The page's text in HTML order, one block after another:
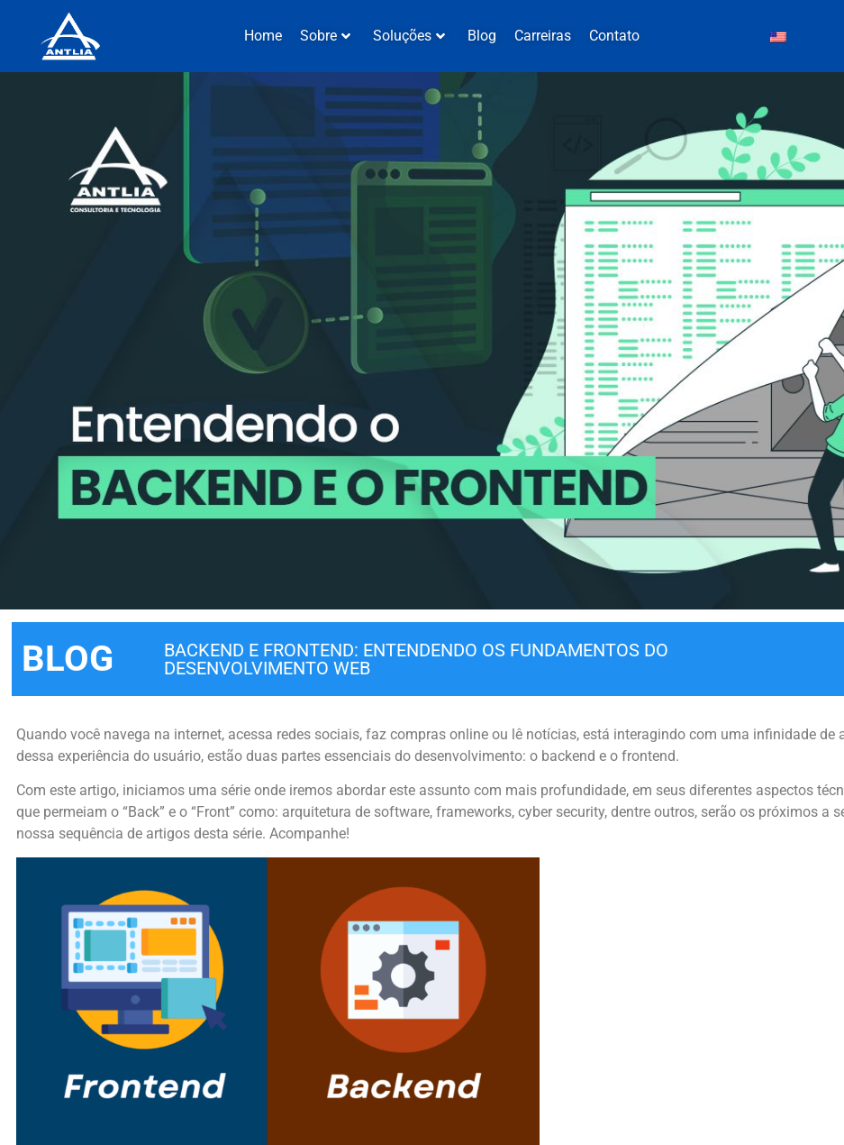
Home Sobre Soluções Blog Carreiras Contato
BLOG
BACKEND E FRONTEND: ENTENDENDO OS FUNDAMENTOS DO
DESENVOLVIMENTO WEB
Quando você navega na internet, acessa redes sociais, faz compras online ou lê notícias, está interagindo com uma infinidade de
dessa experiência do usuário, estão duas partes essenciais do desenvolvimento: o backend e o frontend.
Com este artigo, iniciamos uma série onde iremos abordar este assunto com mais profundidade, em seus diferentes aspectos
que permeiam o “Back” e o “Front” como: arquitetura de software, frameworks, cyber security, dentre outros, serão os próximos a
nossa sequência de artigos desta série. Acompanhe!